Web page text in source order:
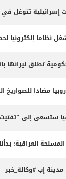
إسرائيلية
نظاما إلكترونيا
تطلق
مضادا للصواريخ
ستسعى إلى
العراقية:
إب #وكالة_خبر